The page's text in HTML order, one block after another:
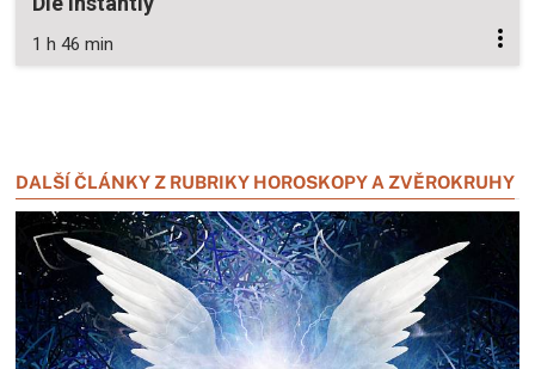
1 h 46 min
DALŠÍ ČLÁNKY Z RUBRIKY HOROSKOPY A ZVĚROKRUHY